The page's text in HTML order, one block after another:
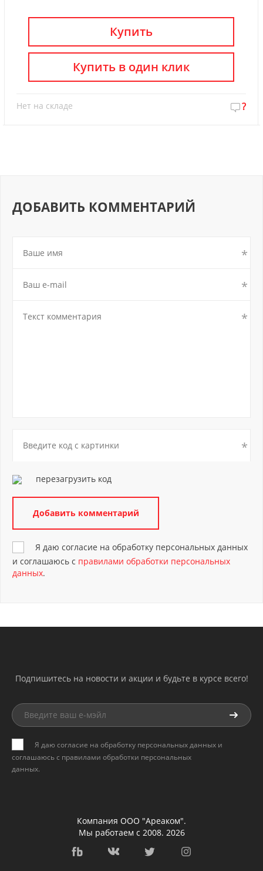
Купить
Нет на складе ?
Купить в один клик
ДОБАВИТЬ КОММЕНТАРИЙ
перезагрузить код
Я даю согласие на обработку персональных данных
и соглашаюсь с правилами обработки персональных
данных.
Подпишитесь на новости и акции и будьте в курсе всего!
Я даю согласие на обработку персональных данных и
соглашаюсь с правилами обработки персональных
данных.
Компания ООО "Ареаком".
Мы работаем с 2008. 2026